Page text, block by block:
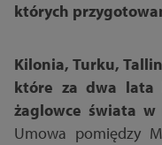
których
Kilonia, Turku,
które za dwa lata
żaglowce świata w
Umowa pomiędzy